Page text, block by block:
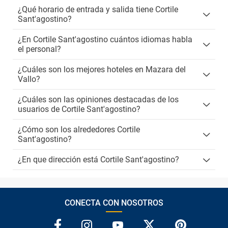
¿Qué horario de entrada y salida tiene Cortile
Sant'agostino?
¿En Cortile Sant'agostino cuántos idiomas habla
el personal?
¿Cuáles son los mejores hoteles en Mazara del
Vallo?
¿Cuáles son las opiniones destacadas de los
usuarios de Cortile Sant'agostino?
¿Cómo son los alrededores Cortile
Sant'agostino?
¿En que dirección está Cortile Sant'agostino?
CONECTA CON NOSOTROS